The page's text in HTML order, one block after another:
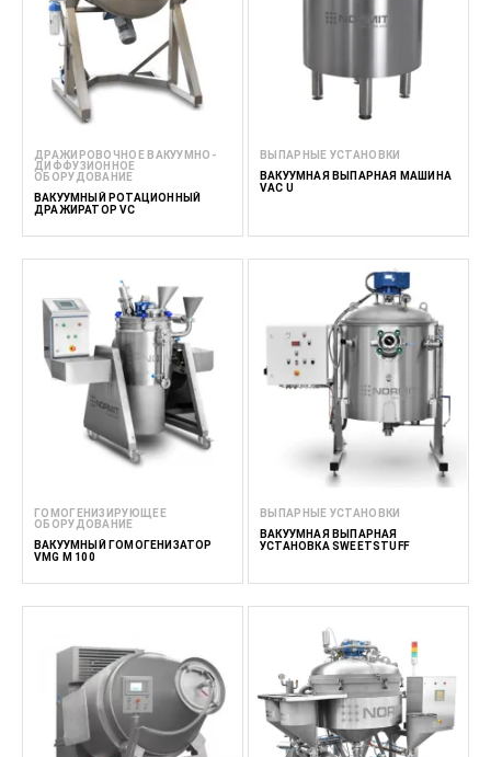
ДРАЖИРОВОЧНОЕ ВАКУУМНО-
ДИФФУЗИОННОЕ
ОБОРУДОВАНИЕ
ВАКУУМНЫЙ РОТАЦИОННЫЙ
ДРАЖИРАТОР VC
ВЫПАРНЫЕ УСТАНОВКИ
ВАКУУМНАЯ ВЫПАРНАЯ МАШИНА
VAC U
ГОМОГЕНИЗИРУЮЩЕЕ
ОБОРУДОВАНИЕ
ВАКУУМНЫЙ ГОМОГЕНИЗАТОР
VMG M 100
ВЫПАРНЫЕ УСТАНОВКИ
ВАКУУМНАЯ ВЫПАРНАЯ
УСТАНОВКА SWEETSTUFF